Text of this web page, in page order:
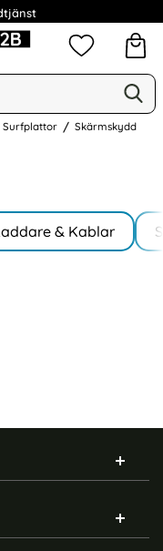
Group AB
Mina
Surfplattor Skärmskydd
& Kablar